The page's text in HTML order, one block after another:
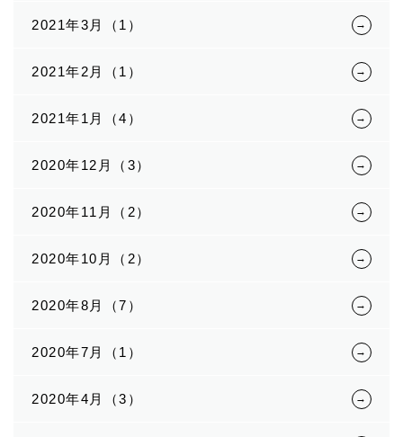
2021年3月（1）
2021年2月（1）
2021年1月（4）
2020年12月（3）
2020年11月（2）
2020年10月（2）
2020年8月（7）
2020年7月（1）
2020年4月（3）